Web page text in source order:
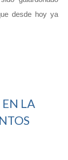
desde hoy ya
LA